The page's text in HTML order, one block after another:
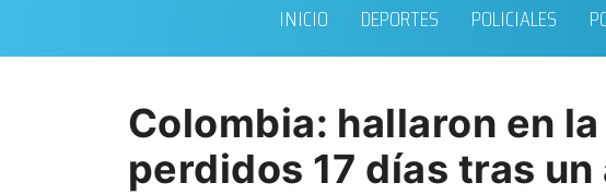
INICIO DEPORTES POLICIALES
Colombia: hallaron en
perdidos 17 días tras